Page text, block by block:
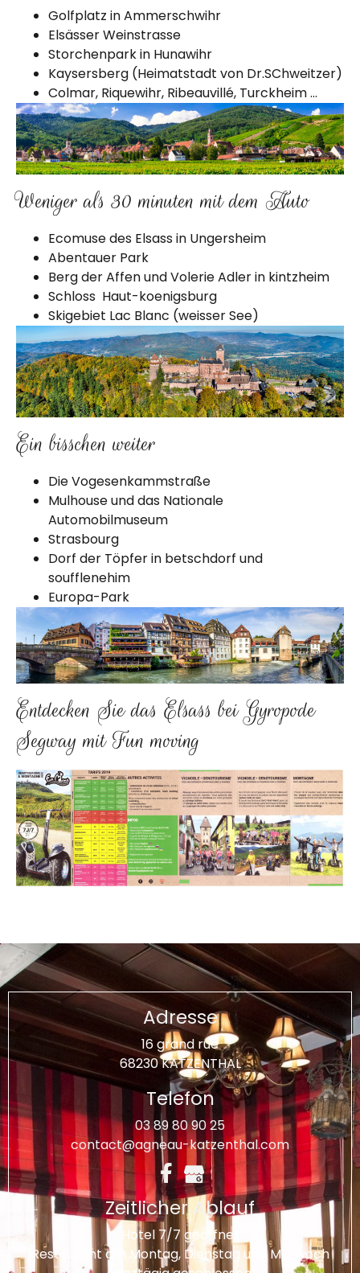
Golfplatz in Ammerschwihr
Elsässer Weinstrasse
Storchenpark in Hunawihr
Kaysersberg (Heimatstadt von Dr.SChweitzer)
Colmar, Riquewihr, Ribeauvillé, Turckheim …
Weniger als 30 minuten mit dem Auto
Ecomuse des Elsass in Ungersheim
Abentauer Park
Berg der Affen und Volerie Adler in kintzheim
Schloss Haut-koenigsburg
Skigebiet Lac Blanc (weisser See)
Ein bisschen weiter
Die Vogesenkammstraße
Mulhouse und das Nationale
Automobilmuseum
Strasbourg
Dorf der Töpfer in betschdorf und
soufflenehim
Europa-Park
Entdecken Sie das Elsass bei Gyropode
Segway mit Fun moving
Adresse
16 grand rue
68230 KATZENTHAL
Telefon
03 89 80 90 25
contact@agneau-katzenthal.com
Zeitlicher Ablauf
Hotel 7/7 geöffnet
Restaurant am Montag, Dienstag und Mittwoch